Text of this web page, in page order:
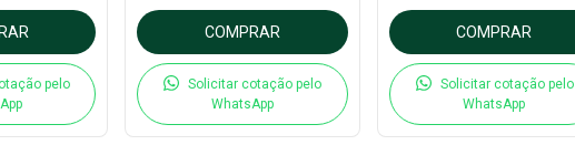
pelo
COMPRAR
Solicitar cotação pelo
WhatsApp
COMPRAR
Solicitar cotação pelo
WhatsApp